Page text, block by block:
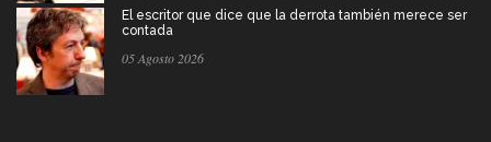
El escritor que dice que la derrota también merece ser
contada
05 Agosto 2026